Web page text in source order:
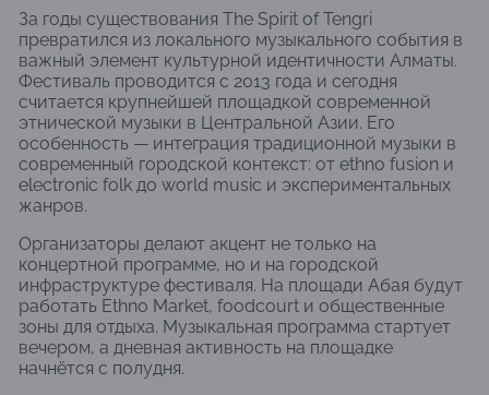
За годы существования The Spirit of Tengri
превратился из локального музыкального события в
важный элемент культурной идентичности Алматы.
Фестиваль проводится с 2013 года и сегодня
считается крупнейшей площадкой современной
этнической музыки в Центральной Азии. Его
особенность — интеграция традиционной музыки в
современный городской контекст: от ethno fusion и
electronic folk до world music и экспериментальных
жанров.
Организаторы делают акцент не только на
концертной программе, но и на городской
инфраструктуре фестиваля. На площади Абая будут
работать Ethno Market, foodcourt и общественные
зоны для отдыха. Музыкальная программа стартует
вечером, а дневная активность на площадке
начнётся с полудня.